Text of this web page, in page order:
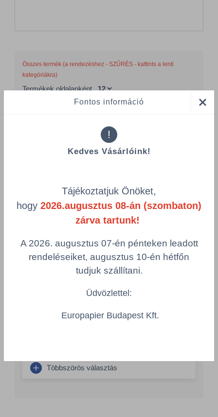
Összes termék (a rendezéshez - SZŰRÉS - kattints a lenti
kategóriákra)
Termékek oldalanként
Tisztatéri szőnyeg 60x90 30 réteg
Szélesség
600 mm
Hosszúság
900 mm
Csomagolás
Többszörös választás
Fontos információ
!
Kedves Vásárlóink!
Tájékoztatjuk Önöket,
hogy 2026.augusztus 08-án (szombaton)
zárva tartunk!
A 2026. augusztus 07-én pénteken leadott
rendeléseiket, augusztus 10-én hétfőn
tudjuk szállítani.
Üdvözlettel:
Europapier Budapest Kft.